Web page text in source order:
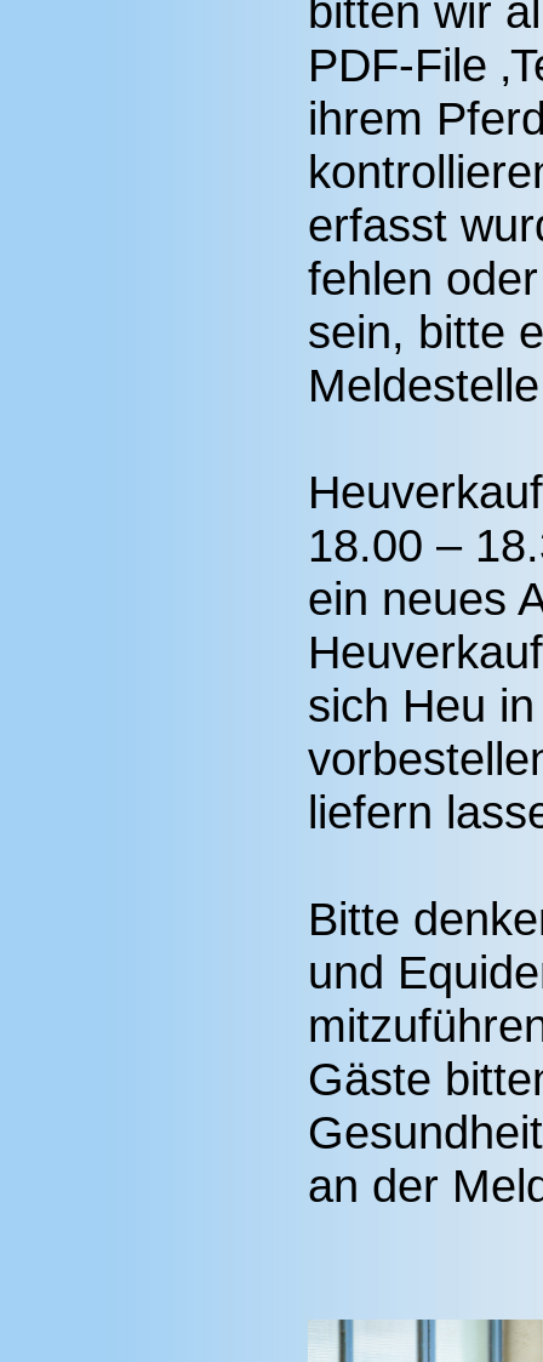
bitten wir
PDF-File
ihrem
erfasst
fehlen
sein, bitte
18.00 –
ein neues
sich Heu
liefern
Bitte
und
Gäste
an der